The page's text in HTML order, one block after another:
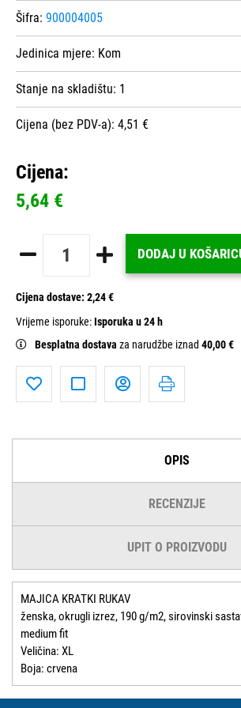
Šifra: 900004005
Jedinica mjere: Kom
Stanje na skladištu: 1
Cijena (bez PDV-a): 4,51 €
Cijena:
5,64 €
DODAJ U
Cijena dostave: 2,24 €
Vrijeme isporuke:Isporuka u 24 h
Besplatna dostava za narudžbe iznad 40,00 €
OPIS
RECENZIJE
UPIT O PROIZVODU
MAJICA KRATKI RUKAV
ženska, okrugli izrez, 190 g/m2, sirovinski
medium fit
Veličina: XL
Boja: crvena